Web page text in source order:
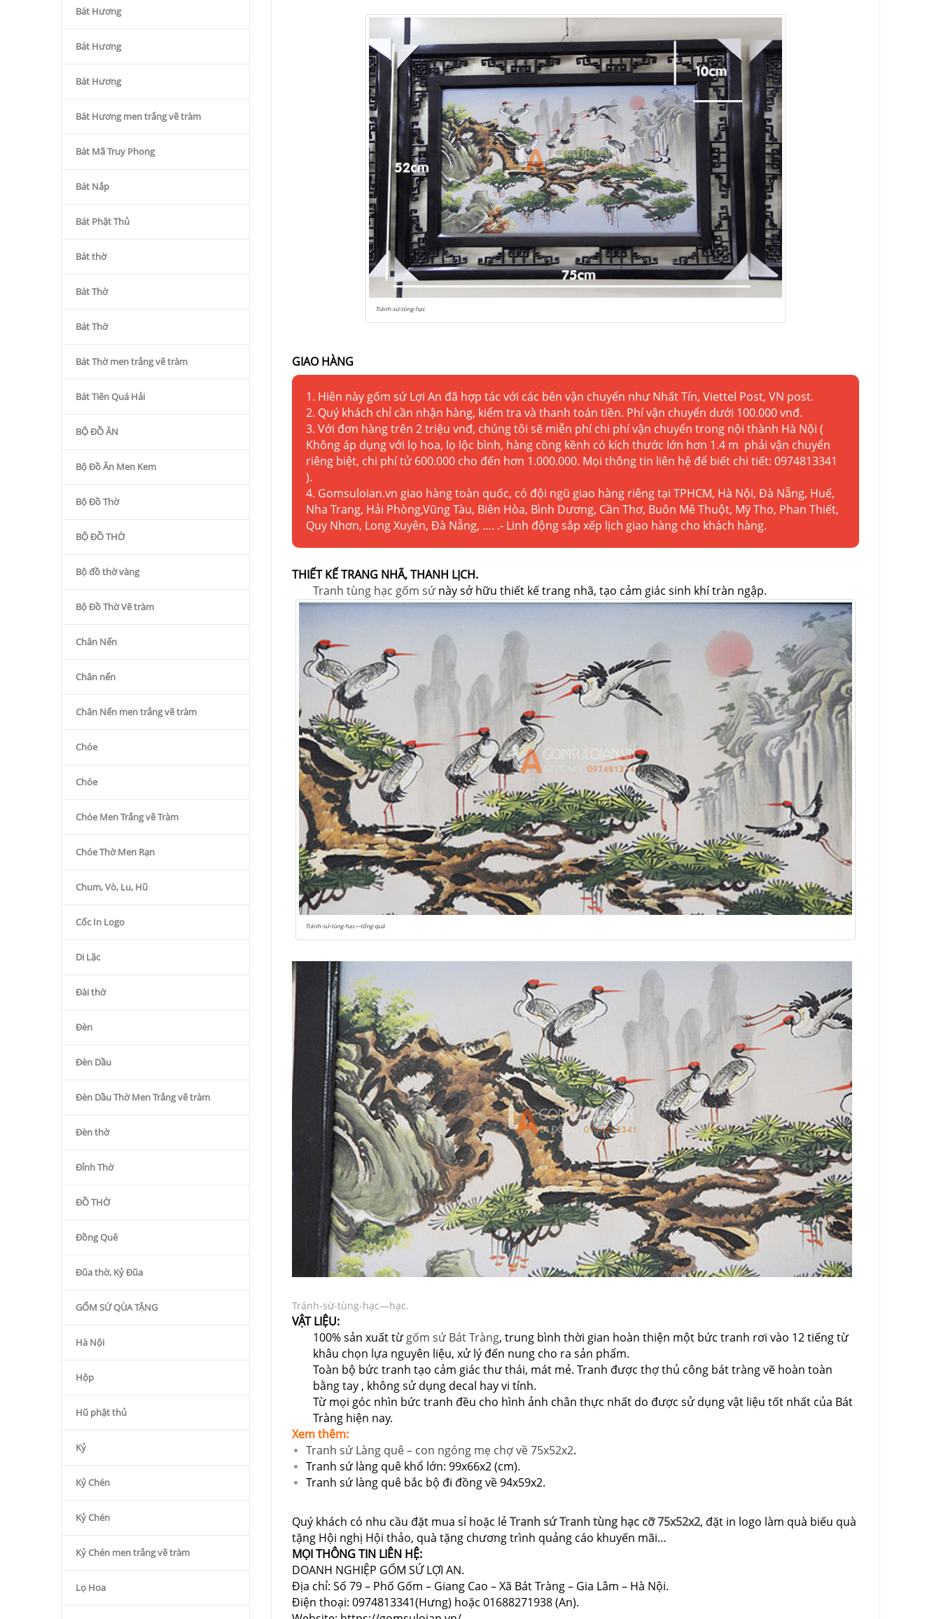
Bát Hương
Bát Hương
Bát Hương
Bát Hương men trắng vẽ tràm
Bát Mã Truy Phong
Bát Nắp
Bát Phật Thủ
Bát thờ
Bát Thờ
Bát Thờ
Bát Thờ men trắng vẽ tràm
Bát Tiên Quá Hải
BỘ ĐỒ ĂN
Bộ Đồ Ăn Men Kem
Bộ Đồ Thờ
BỘ ĐỒ THỜ
Bộ đồ thờ vàng
Bộ Đồ Thờ Vẽ tràm
Chân Nến
Chân nến
Chân Nến men trắng vẽ tràm
Chóe
Chóe
Chóe Men Trắng vẽ Tràm
Chóe Thờ Men Rạn
Chum, Vò, Lu, Hũ
Cốc In Logo
Di Lặc
Đài thờ
Đèn
Đèn Dầu
Đèn Dầu Thờ Men Trắng vẽ tràm
Đèn thờ
Đỉnh Thờ
ĐỒ THỜ
Đồng Quê
Đũa thờ, Kỷ Đũa
GỐM SỨ QÙA TẶNG
Hà Nội
Hộp
Hũ phật thủ
Kỷ
Kỷ Chén
Kỷ Chén
Kỷ Chén men trắng vẽ tràm
Lọ Hoa
Tránh-sứ-tùng-hạc
GIAO HÀNG
1. Hiên này gốm sứ Lợi An đã hợp tác với các bên vận chuyển như Nhất Tín, Viettel Post, VN post.
2. Quý khách chỉ cần nhận hàng, kiểm tra và thanh toán tiền. Phí vận chuyển dưới 100.000 vnđ.
3. Với đơn hàng trên 2 triệu vnđ, chúng tôi sẽ miễn phí chi phí vận chuyển trong nội thành Hà Nội (
Không áp dụng với lọ hoa, lọ lộc bình, hàng cồng kềnh có kích thước lớn hơn 1.4 m phải vận chuyển
riêng biệt, chi phí tử 600.000 cho đến hơn 1.000.000. Mọi thông tin liên hệ để biết chi tiết: 0974813341
).
4. Gomsuloian.vn giao hàng toàn quốc, có đội ngũ giao hàng riêng tại TPHCM, Hà Nội, Đà Nẵng, Huế,
Nha Trang, Hải Phòng,Vũng Tàu, Biên Hòa, Bình Dương, Cần Thơ, Buôn Mê Thuột, Mỹ Tho, Phan Thiết,
Quy Nhơn, Long Xuyên, Đà Nẵng, …. .- Linh động sắp xếp lịch giao hàng cho khách hàng.
THIẾT KẾ TRANG NHÃ, THANH LỊCH.
Tranh tùng hạc gốm sứ này sở hữu thiết kế trang nhã, tạo cảm giác sinh khí tràn ngập.
Tránh-sứ-tùng-hạc—tổng-quá
Tránh-sứ-tùng-hạc—hạc.
VẬT LIỆU:
100% sản xuất từ gốm sứ Bát Tràng, trung bình thời gian hoàn thiện một bức tranh rơi vào 12 tiếng từ
khâu chọn lựa nguyên liệu, xử lý đến nung cho ra sản phẩm.
Toàn bộ bức tranh tạo cảm giác thư thái, mát mẻ. Tranh được thợ thủ công bát tràng vẽ hoàn toàn
bằng tay , không sử dụng decal hay vi tính.
Từ mọi góc nhìn bức tranh đều cho hình ảnh chân thực nhất do được sử dụng vật liệu tốt nhất của Bát
Tràng hiện nay.
Xem thêm:
Tranh sứ Làng quê – con ngóng mẹ chợ về 75x52x2.
Tranh sứ làng quê khổ lớn: 99x66x2 (cm).
Tranh sứ làng quê bắc bộ đi đồng về 94x59x2.
Quý khách có nhu cầu đặt mua sỉ hoặc lẻTranh sứ Tranh tùng hạc cỡ 75x52x2, đặt in logo làm quà biếu quà
tặng Hội nghị Hội thảo, quà tặng chương trình quảng cáo khuyến mãi…
MỌI THÔNG TIN LIÊN HỆ:
DOANH NGHIỆP GỐM SỨ LỢI AN.
Địa chỉ: Số 79 – Phố Gốm – Giang Cao – Xã Bát Tràng – Gia Lâm – Hà Nội.
Điện thoại: 0974813341(Hưng) hoặc 01688271938 (An).